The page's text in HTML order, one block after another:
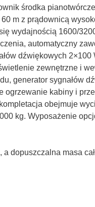
środka
m z prądownicą
wydajnością 1600/
automatyczny
dźwiękowych
zewnętrzne i
generator sygnałów
kabiny i
obejmuje
kg. Wyposażenie
dopuszczalna masa